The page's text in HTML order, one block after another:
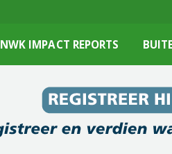
NWK IMPACT REPORTS